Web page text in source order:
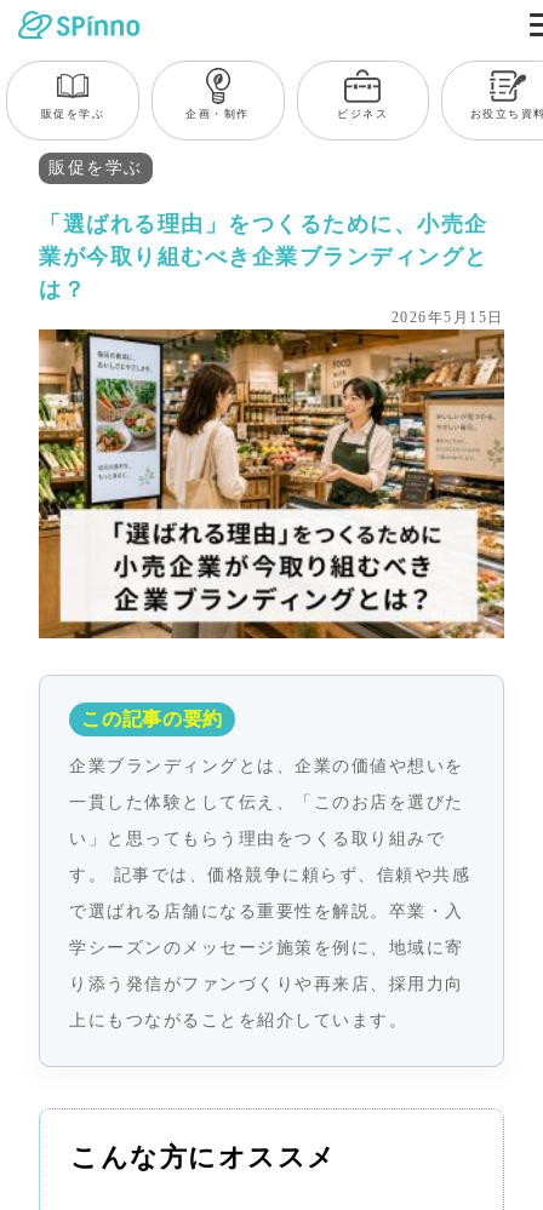
販促を学ぶ 企画・制作 ビジネス お役立ち資
販促を学ぶ
「選ばれる理由」をつくるために、小売企
業が今取り組むべき企業ブランディングと
は？
2026年5月15日
この記事の要約
企業ブランディングとは、企業の価値や想いを
一貫した体験として伝え、「このお店を選びた
い」と思ってもらう理由をつくる取り組みで
す。 記事では、価格競争に頼らず、信頼や共感
で選ばれる店舗になる重要性を解説。卒業・入
学シーズンのメッセージ施策を例に、地域に寄
り添う発信がファンづくりや再来店、採用力向
上にもつながることを紹介しています。
こんな方にオススメ